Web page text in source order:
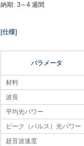
納期: 3～4 週間
[仕様]
パラメータ
材料
波長
平均光パワー
ピーク（パルス）光パワー
超音波速度